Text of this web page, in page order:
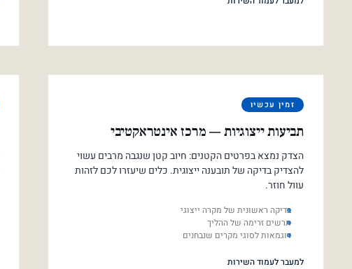
זמין עכשיו
תביעות ייצוגיות — מרכז אינטראקטיבי
הצדק נמצא בפרטים הקטנים: חיוב קטן שנגבה מרבים עשוי
להצדיק בדיקה של תובענה ייצוגית. כלים שיעזרו לכם לזהות
עוול חוזר.
בדיקה ראשונית של מקרה ייצוגי
תרשים זרימה של ההליך
דוגמאות לסוגי מקרים שנבחנים
למעבר לעמוד השירות